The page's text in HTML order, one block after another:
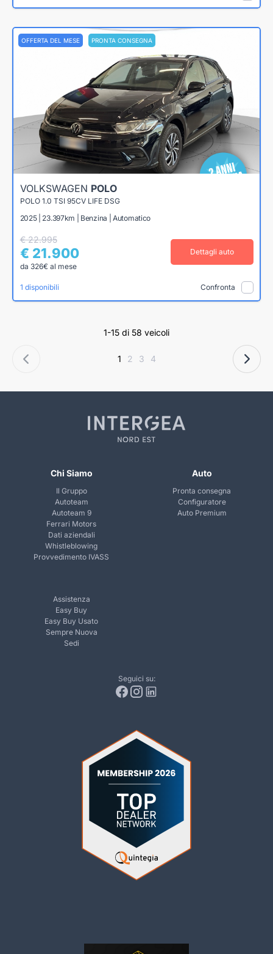
OFFERTA DEL MESE PRONTA CONSEGNA
VOLKSWAGEN POLO
POLO 1.0 TSI 95CV LIFE DSG
2025 | 23.397km | Benzina | Automatico
€ 22.995
€ 21.900
da 326€ al mese
Dettagli auto
1 disponibili Confronta
1-15 di 58 veicoli
1 2 3 4
Chi Siamo
Il Gruppo
Autoteam
Autoteam 9
Ferrari Motors
Dati aziendali
Whistleblowing
Provvedimento IVASS
Auto
Pronta consegna
Configuratore
Auto Premium
Assistenza
Easy Buy
Easy Buy Usato
Sempre Nuova
Sedi
Seguici su: